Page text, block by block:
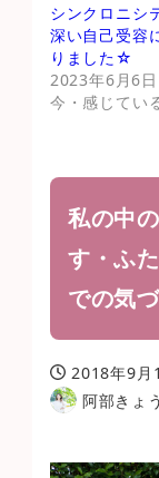
シンクロニシ
深い自己受容
りました☆
2023年6月6日
今・感じてい
私の中
す・ふ
での気
投稿日
2018年9月
著
阿部きょ